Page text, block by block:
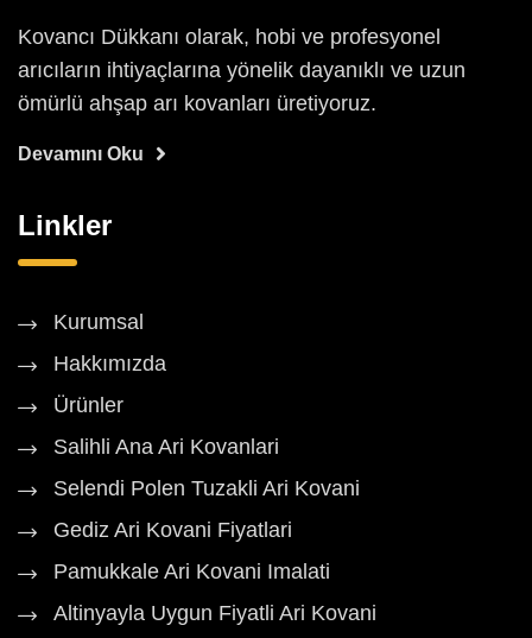
Kovancı Dükkanı olarak, hobi ve profesyonel
arıcıların ihtiyaçlarına yönelik dayanıklı ve uzun
ömürlü ahşap arı kovanları üretiyoruz.
Devamını Oku
Linkler
Kurumsal
Hakkımızda
Ürünler
Salihli Ana Ari Kovanlari
Selendi Polen Tuzakli Ari Kovani
Gediz Ari Kovani Fiyatlari
Pamukkale Ari Kovani Imalati
Altinyayla Uygun Fiyatli Ari Kovani